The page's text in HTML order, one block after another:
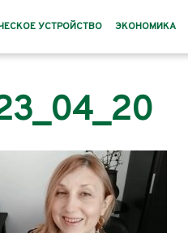
и поговорки
УСТРОЙСТВО ЭКОНОМИКА